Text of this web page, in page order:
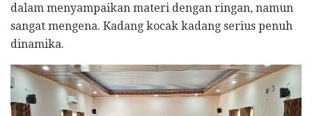
dalam menyampaikan materi dengan ringan, namun
sangat mengena. Kadang kocak kadang serius penuh
dinamika.